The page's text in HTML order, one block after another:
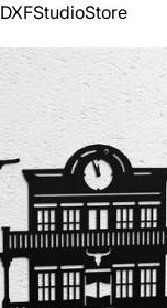
DXFStudioStore